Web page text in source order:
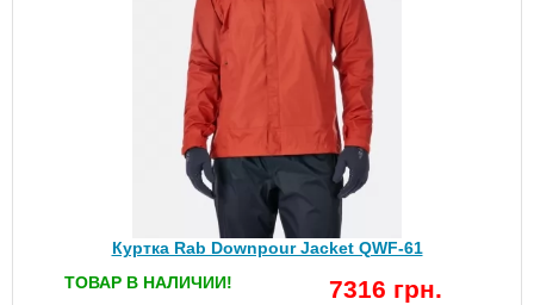
Куртка Rab Downpour Jacket QWF-61
ТОВАР В НАЛИЧИИ!
7316 грн.